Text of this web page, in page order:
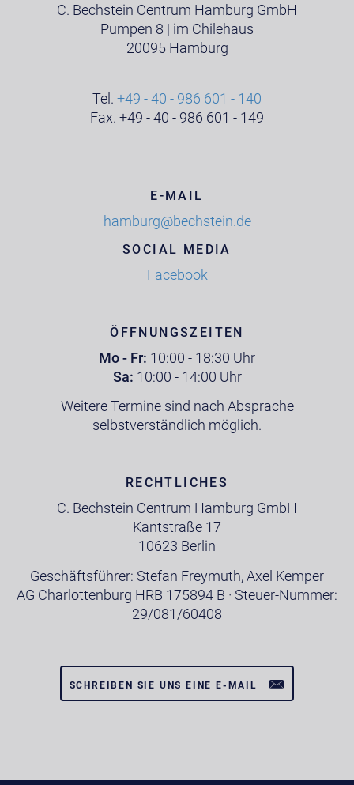
C. Bechstein Centrum Hamburg GmbH
Pumpen 8 | im Chilehaus
20095 Hamburg
Tel. +49 - 40 - 986 601 - 140
Fax. +49 - 40 - 986 601 - 149
E-MAIL
hamburg@bechstein.de
SOCIAL MEDIA
Facebook
ÖFFNUNGSZEITEN
Mo - Fr: 10:00 - 18:30 Uhr
Sa: 10:00 - 14:00 Uhr
Weitere Termine sind nach Absprache
selbstverständlich möglich.
RECHTLICHES
C. Bechstein Centrum Hamburg GmbH
Kantstraße 17
10623 Berlin
Geschäftsführer: Stefan Freymuth, Axel Kemper
AG Charlottenburg HRB 175894 B · Steuer-Nummer:
29/081/60408
SCHREIBEN SIE UNS EINE E-MAIL